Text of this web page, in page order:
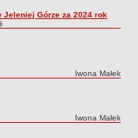
Górze za 2024 rok
Autor:
Iwona Małek
Autor:
Iwona Małek